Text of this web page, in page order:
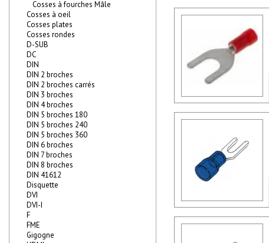
Cosses à fourches Mâle
Cosses à oeil
Cosses plates
Cosses rondes
D-SUB
DC
DIN
DIN 2 broches
DIN 2 broches carrés
DIN 3 broches
DIN 4 broches
DIN 5 broches 180
DIN 5 broches 240
DIN 5 broches 360
DIN 6 broches
DIN 7 broches
DIN 8 broches
DIN 41612
Disquette
DVI
DVI-I
F
FME
Gigogne